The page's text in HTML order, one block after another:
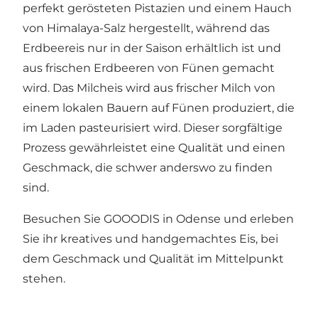
perfekt gerösteten Pistazien und einem Hauch
von Himalaya-Salz hergestellt, während das
Erdbeereis nur in der Saison erhältlich ist und
aus frischen Erdbeeren von Fünen gemacht
wird. Das Milcheis wird aus frischer Milch von
einem lokalen Bauern auf Fünen produziert, die
im Laden pasteurisiert wird. Dieser sorgfältige
Prozess gewährleistet eine Qualität und einen
Geschmack, die schwer anderswo zu finden
sind.
Besuchen Sie GOOODIS in Odense und erleben
Sie ihr kreatives und handgemachtes Eis, bei
dem Geschmack und Qualität im Mittelpunkt
stehen.